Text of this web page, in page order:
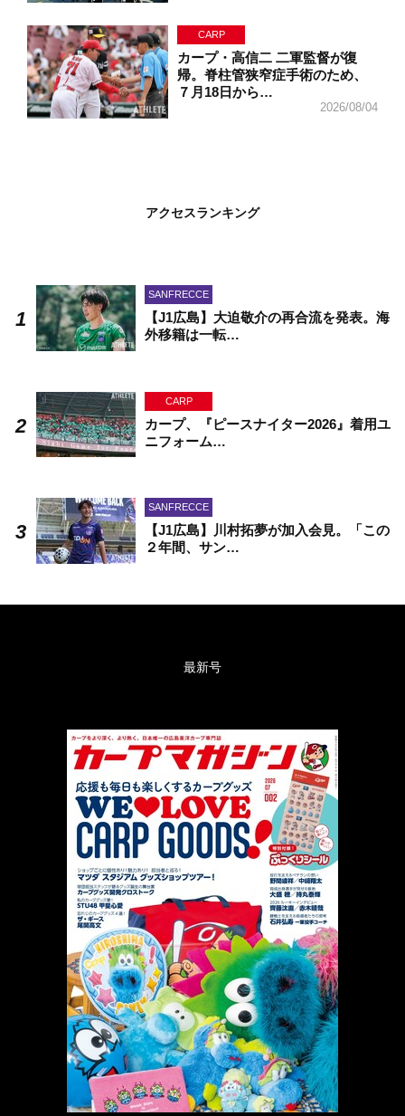
CARP
カープ・高信二 二軍監督が復
帰。脊柱管狭窄症手術のため、
７月18日から…
2026/08/04
アクセスランキング
SANFRECCE
【J1広島】大迫敬介の再合流を発表。海
外移籍は一転…
CARP
カープ、『ピースナイター2026』着用ユ
ニフォーム…
SANFRECCE
【J1広島】川村拓夢が加入会見。「この
２年間、サン…
最新号